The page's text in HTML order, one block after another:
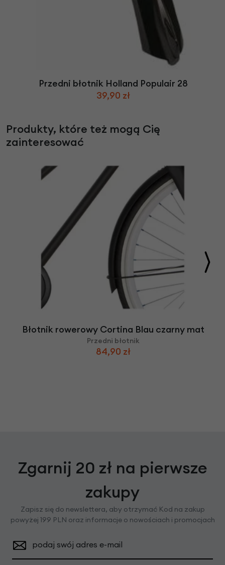
Przedni błotnik Holland Populair 28
39,90 zł
Produkty, które też mogą Cię
zainteresować
Błotnik rowerowy Cortina Blau czarny mat
Przedni błotnik
84,90 zł
Zgarnij 20 zł na pierwsze
zakupy
Zapisz się do newslettera, aby otrzymać Kod na zakup
powyżej 199 PLN oraz informacje o nowościach i promocjach
podaj swój adres e-mail